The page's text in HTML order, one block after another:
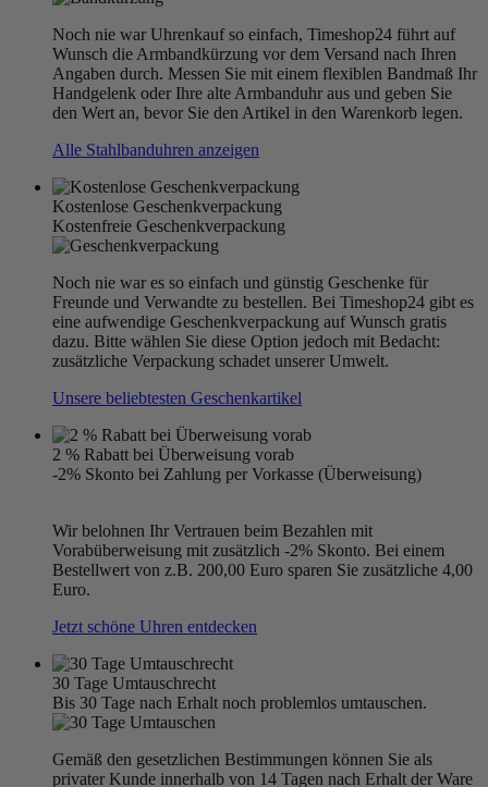
Noch nie war Uhrenkauf so einfach, Timeshop24 führt auf
Wunsch die Armbandkürzung vor dem Versand nach Ihren
Angaben durch. Messen Sie mit einem flexiblen Bandmaß Ihr
Handgelenk oder Ihre alte Armbanduhr aus und geben Sie
den Wert an, bevor Sie den Artikel in den Warenkorb legen.
Alle Stahlbanduhren anzeigen
Kostenlose Geschenkverpackung
Kostenfreie Geschenkverpackung
Noch nie war es so einfach und günstig Geschenke für
Freunde und Verwandte zu bestellen. Bei Timeshop24 gibt es
eine aufwendige Geschenkverpackung auf Wunsch gratis
dazu. Bitte wählen Sie diese Option jedoch mit Bedacht:
zusätzliche Verpackung schadet unserer Umwelt.
Unsere beliebtesten Geschenkartikel
2 % Rabatt bei Überweisung vorab
-2% Skonto bei Zahlung per Vorkasse (Überweisung)
Wir belohnen Ihr Vertrauen beim Bezahlen mit
Vorabüberweisung mit zusätzlich -2% Skonto. Bei einem
Bestellwert von z.B. 200,00 Euro sparen Sie zusätzliche 4,00
Euro.
Jetzt schöne Uhren entdecken
30 Tage Umtauschrecht
Bis 30 Tage nach Erhalt noch problemlos umtauschen.
Gemäß den gesetzlichen Bestimmungen können Sie als
privater Kunde innerhalb von 14 Tagen nach Erhalt der Ware